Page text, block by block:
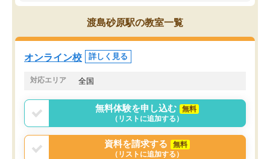
ットで質問できるのも便利でした。一
人では迷いがちだった受験勉強を、最
だと思います。
にやめてしまいました。
追加で料金を払うことで
の方の予定が空いていな
唯一、塾内の設備だけは
で素晴らしかったです。
渡島砂原駅の教室一覧
オンライン校 詳しく見る
対応エリア 全国
無料体験を申し込む
無料
（リストに追加する）
資料を請求する
無料
（リストに追加する）